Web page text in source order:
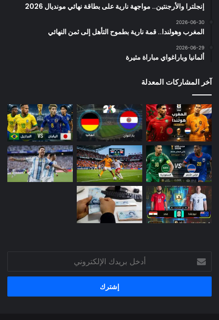
إنجلترا والأرجنتين.. مواجهة نارية على بطاقة نهائي مونديال 2026
2026-06-30
المغرب وهولندا.. قمة نارية بطموح التأهل إلى ثمن النهائي
2026-06-29
ألمانيا وباراغواي مباراة مثيرة
آخر المشاركات المعدلة
بريدك
الإلكتروني